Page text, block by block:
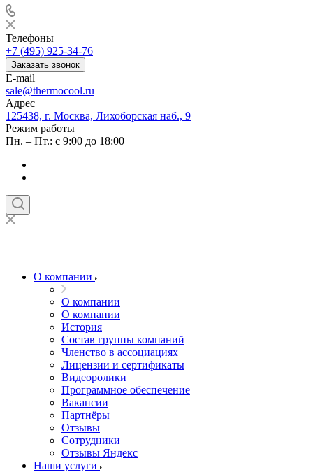
Телефоны
+7 (495) 925-34-76
Заказать звонок
E-mail
sale@thermocool.ru
Адрес
125438, г. Москва, Лихоборская наб., 9
Режим работы
Пн. – Пт.: с 9:00 до 18:00
О компании
О компании
О компании
История
Состав группы компаний
Членство в ассоциациях
Лицензии и сертификаты
Видеоролики
Программное обеспечение
Вакансии
Партнёры
Отзывы
Сотрудники
Отзывы Яндекс
Наши услуги